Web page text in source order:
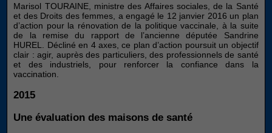
Marisol TOURAINE, ministre des Affaires sociales, de la Santé
et des Droits des femmes, a engagé le 12 janvier 2016 un plan
d’action pour la rénovation de la politique vaccinale, à la suite
de la remise du rapport de l’ancienne députée Sandrine
HUREL. Décliné en 4 axes, ce plan d’action poursuit un objectif
clair : agir, auprès des particuliers, des professionnels de santé
et des industriels, pour renforcer la confiance dans la
vaccination.
2015
Une évaluation des maisons de santé